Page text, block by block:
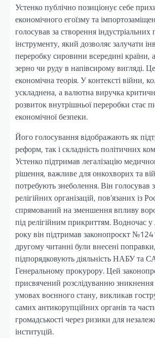
Устенко публічно позиціонує себе
економічного егоїзму та
голосував за створення
інструменту, який дозволяє залучати
переробку сировини всередині країни,
зерно чи руду в напівсирому вигляді.
економічна теорія. У контексті війни,
ускладнена, а валютна виручка
розвиток внутрішньої переробки стає
економічної безпеки.
Його голосування відображають як
реформ, так і складність політичних
Устенко підтримав легалізацію
рішення, важливе для онкохворих та
потребують знеболення. Він голосував
релігійних організацій, пов’язаних із
спрямований на зменшення впливу
під релігійним прикриттям. Водночас
року він підтримав законопроєкт
другому читанні були внесені
підпорядковують діяльність НАБУ та
Генеральному прокурору. Цей
присвячений розслідуванню зникнення
умовах воєнного стану, викликав
самих антикорупційних органів та
громадськості через ризики для
інституцій.